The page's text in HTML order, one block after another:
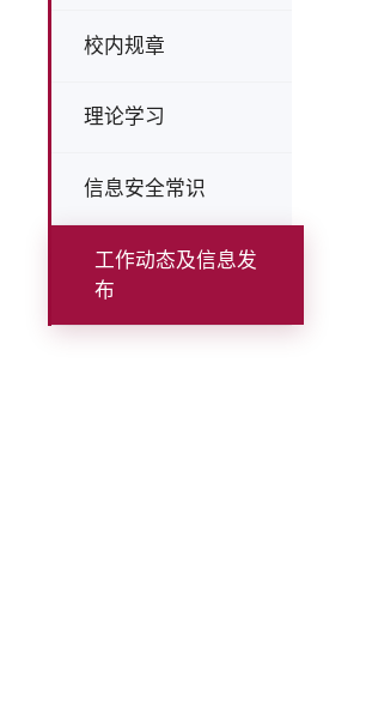
校内规章
理论学习
信息安全常识
工作动态及信息发
布